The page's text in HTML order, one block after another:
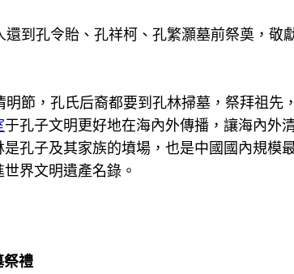
到孔令貽、孔祥柯、孔繁灝墓前祭奠，敬
明節，孔氏后裔都要到孔林掃墓，祭拜祖先
于孔子文明更好地在海內外傳播，讓海內外
孔子及其家族的墳場，也是中國國內規
界文明遺產名錄。
祭禮